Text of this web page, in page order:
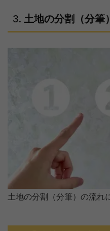
土地の分割（分筆
土地の分割（分筆）の流れ